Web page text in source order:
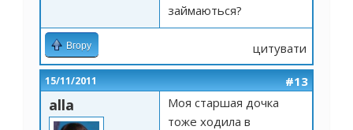
займаються?
Вгору цитувати
15/11/2011 #13
alla
Моя старшая дочка
тоже ходила в